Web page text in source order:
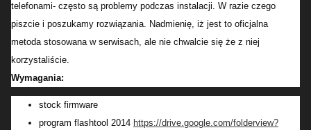
telefonami- często są problemy podczas instalacji. W razie czego
piszcie i poszukamy rozwiązania. Nadmienię, iż jest to oficjalna
metoda stosowana w serwisach, ale nie chwalcie się że z niej
korzystaliście.
Wymagania:
stock firmware
program flashtool 2014 https://drive.google.com/folderview?